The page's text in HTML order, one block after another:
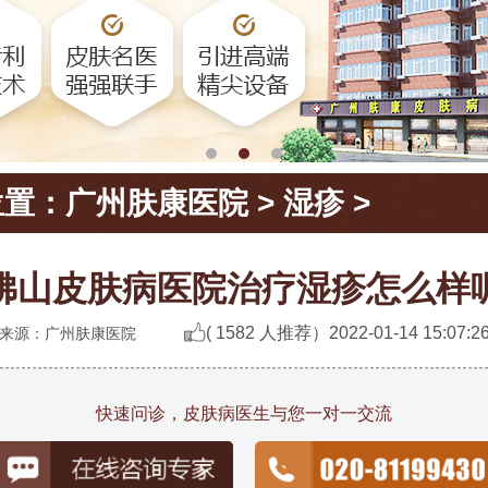
： 广州肤康医院> 湿疹>
山皮肤病医院治疗湿疹怎么样
源：广州肤康医院 ( 1582 人推荐） 2022-01-14
快速问诊，皮肤病医生与您一对一交流